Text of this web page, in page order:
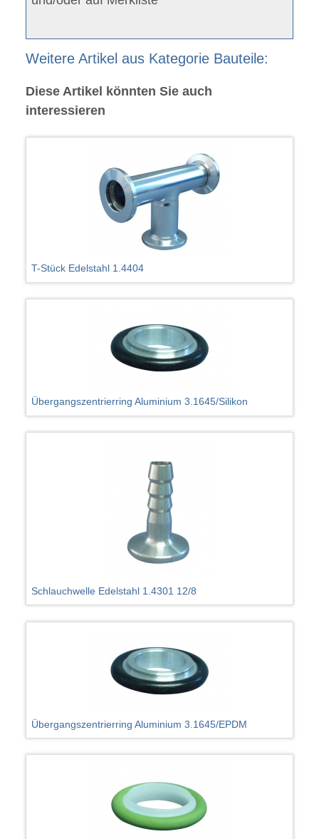
Weitere Artikel aus Kategorie Bauteile:
Diese Artikel könnten Sie auch
interessieren
T-Stück Edelstahl 1.4404
Übergangszentrierring Aluminium 3.1645/Silikon
Schlauchwelle Edelstahl 1.4301 12/8
Übergangszentrierring Aluminium 3.1645/EPDM